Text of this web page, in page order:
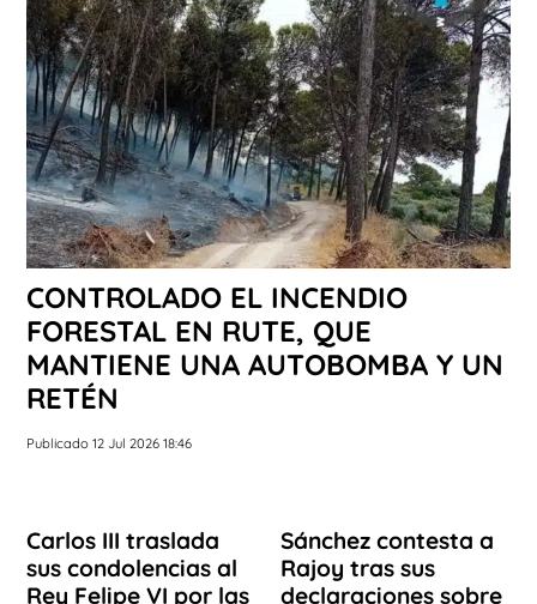
CONTROLADO EL INCENDIO
FORESTAL EN RUTE, QUE
MANTIENE UNA AUTOBOMBA Y UN
RETÉN
Publicado 12 Jul 2026 18:46
Carlos III traslada
sus condolencias al
Rey Felipe VI por las
Sánchez contesta a
Rajoy tras sus
declaraciones sobre